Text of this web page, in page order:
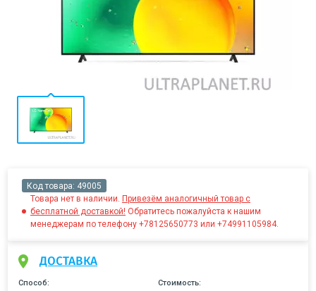
Код товара: 49005
Товара нет в наличии. Привезём аналогичный товар с
бесплатной доставкой! Обратитесь пожалуйста к нашим
менеджерам по телефону +78125650773 или +74991105984.
ДОСТАВКА
Способ: Стоимость: